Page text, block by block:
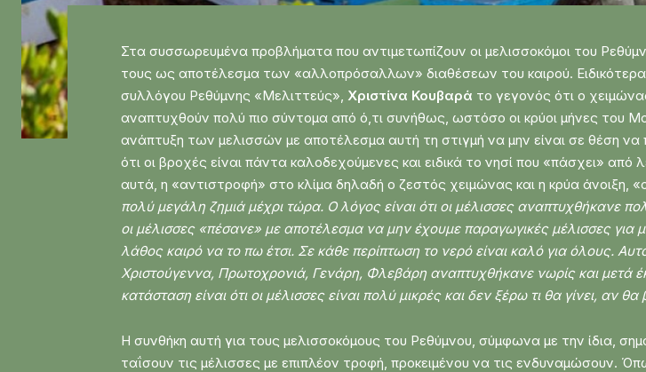
Στα συσσωρευμένα προβλήματα που αντιμετωπίζουν οι μελισσοκόμοι του
τους ως αποτέλεσμα των «αλλοπρόσαλλων» διαθέσεων του καιρού.
συλλόγου Ρεθύμνης «Μελιττεύς», Χριστίνα Κουβαρά το γεγονός ότι ο
αναπτυχθούν πολύ πιο σύντομα από ό,τι συνήθως, ωστόσο οι κρύοι μήνες του
ανάπτυξη των μελισσών με αποτέλεσμα αυτή τη στιγμή να μην είναι σε θέση να
ότι οι βροχές είναι πάντα καλοδεχούμενες και ειδικά το νησί που «πάσχει»
αυτά, η «αντιστροφή» στο κλίμα δηλαδή ο ζεστός χειμώνας και η κρύα άνοιξη,
πολύ μεγάλη ζημιά μέχρι τώρα. Ο λόγος είναι ότι οι μέλισσες αναπτυχθήκανε
οι μέλισσες «πέσανε» με αποτέλεσμα να μην έχουμε παραγωγικές μέλισσες
λάθος καιρό να το πω έτσι. Σε κάθε περίπτωση το νερό είναι καλό για όλους.
Χριστούγεννα, Πρωτοχρονιά, Γενάρη, Φλεβάρη αναπτυχθήκανε νωρίς και μετά
κατάσταση είναι ότι οι μέλισσες είναι πολύ μικρές και δεν ξέρω τι θα γίνει, αν
Η συνθήκη αυτή για τους μελισσοκόμους του Ρεθύμνου, σύμφωνα με την ίδια,
ταΐσουν τις μέλισσες με επιπλέον τροφή, προκειμένου να τις ενδυναμώσουν.